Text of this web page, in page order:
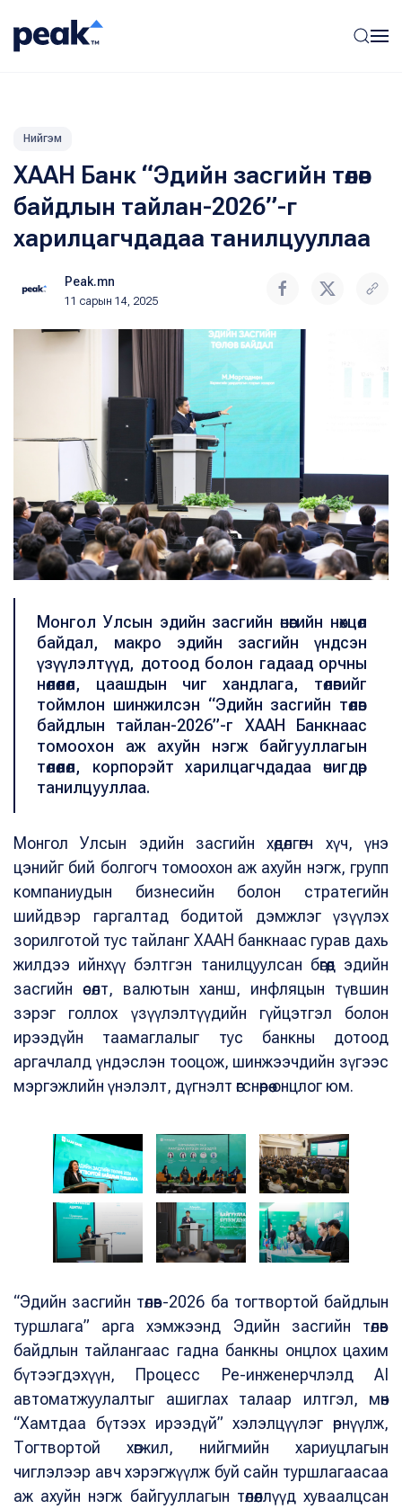
Нийгэм
ХААН Банк “Эдийн засгийн төлөв
байдлын тайлан-2026”-г
харилцагчдадаа танилцууллаа
Peak.mn
11 сарын 14, 2025
Монгол Улсын эдийн засгийн өнөөгийн нөхцөл
байдал, макро эдийн засгийн үндсэн
үзүүлэлтүүд, дотоод болон гадаад орчны
нөлөөлөл, цаашдын чиг хандлага, төлөвийг
тоймлон шинжилсэн “Эдийн засгийн төлөв
байдлын тайлан-2026”-г ХААН Банкнаас
томоохон аж ахуйн нэгж байгууллагын
төлөөлөл, корпорэйт харилцагчдадаа өчигдөр
танилцууллаа.
Монгол Улсын эдийн засгийн хөдөлгөгч хүч, үнэ
цэнийг бий болгогч томоохон аж ахуйн нэгж, групп
компаниудын бизнесийн болон стратегийн
шийдвэр гаргалтад бодитой дэмжлэг үзүүлэх
зорилготой тус тайланг ХААН банкнаас гурав дахь
жилдээ ийнхүү бэлтгэн танилцуулсан бөгөөд эдийн
засгийн өсөлт, валютын ханш, инфляцын түвшин
зэрэг голлох үзүүлэлтүүдийн гүйцэтгэл болон
ирээдүйн таамаглалыг тус банкны дотоод
аргачлалд үндэслэн тооцож, шинжээчдийн зүгээс
мэргэжлийн үнэлэлт, дүгнэлт өгснөөрөө онцлог юм.
“Эдийн засгийн төлөв-2026 ба тогтвортой байдлын
туршлага” арга хэмжээнд Эдийн засгийн төлөв
байдлын тайлангаас гадна банкны онцлох цахим
бүтээгдэхүүн, Процесс Ре-инженерчлэлд AI
автоматжуулалтыг ашиглах талаар илтгэл, мөн
“Хамтдаа бүтээх ирээдүй” хэлэлцүүлэг өрнүүлж,
Тогтвортой хөгжил, нийгмийн хариуцлагын
чиглэлээр авч хэрэгжүүлж буй сайн туршлагаасаа
аж ахуйн нэгж байгууллагын төлөөллүүд хуваалцсан